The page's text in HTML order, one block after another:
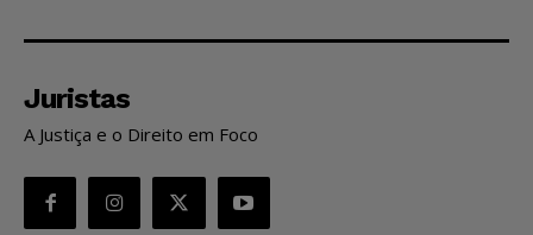
Juristas
A Justiça e o Direito em Foco